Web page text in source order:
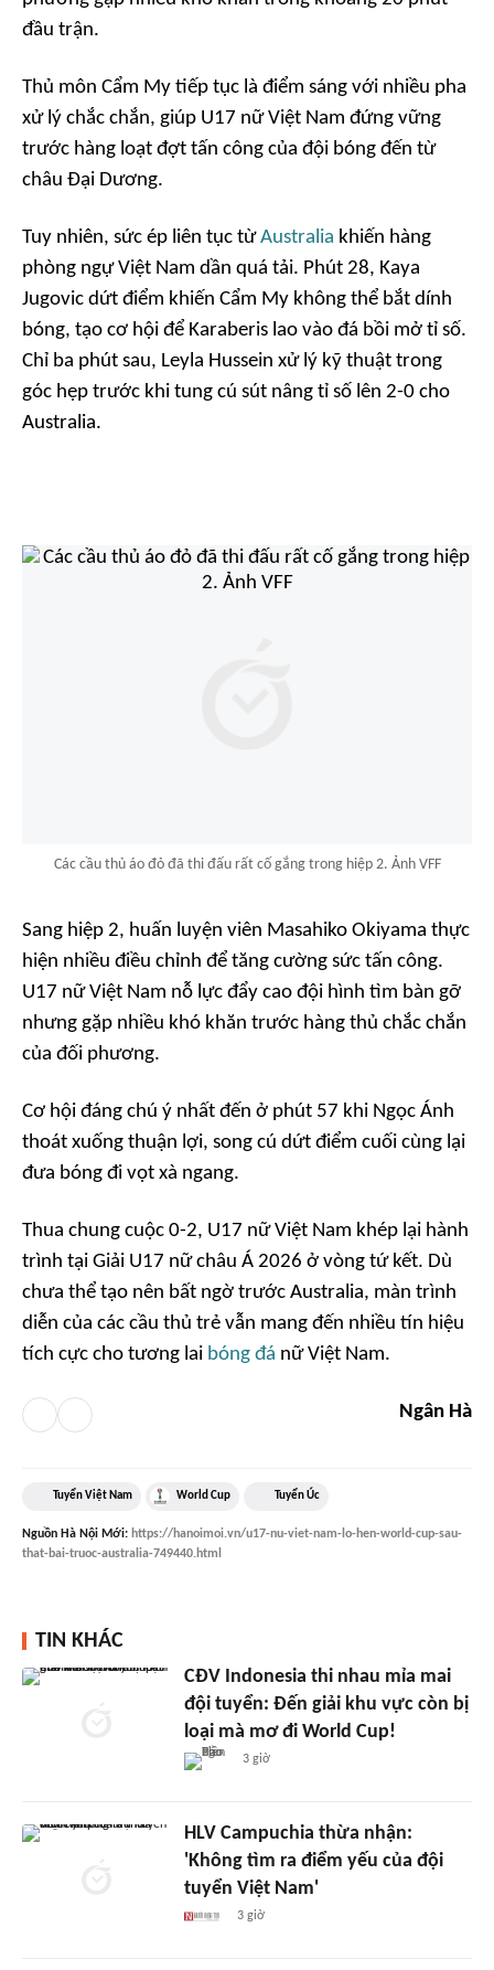
đầu trận.
Thủ môn Cẩm My tiếp tục là điểm sáng với nhiều pha
xử lý chắc chắn, giúp U17 nữ Việt Nam đứng vững
trước hàng loạt đợt tấn công của đội bóng đến từ
châu Đại Dương.
Tuy nhiên, sức ép liên tục từAustralia khiến hàng
phòng ngự Việt Nam dần quá tải. Phút 28, Kaya
Jugovic dứt điểm khiến Cẩm My không thể bắt dính
bóng, tạo cơ hội để Karaberis lao vào đá bồi mở tỉ số.
Chỉ ba phút sau, Leyla Hussein xử lý kỹ thuật trong
góc hẹp trước khi tung cú sút nâng tỉ số lên 2-0 cho
Australia.
Các cầu thủ áo đỏ đã thi đấu rất cố gắng trong hiệp 2. Ảnh VFF
Sang hiệp 2, huấn luyện viên Masahiko Okiyama thực
hiện nhiều điều chỉnh để tăng cường sức tấn công.
U17 nữ Việt Nam nỗ lực đẩy cao đội hình tìm bàn gỡ
nhưng gặp nhiều khó khăn trước hàng thủ chắc chắn
của đối phương.
Cơ hội đáng chú ý nhất đến ở phút 57 khi Ngọc Ánh
thoát xuống thuận lợi, song cú dứt điểm cuối cùng lại
đưa bóng đi vọt xà ngang.
Thua chung cuộc 0-2, U17 nữ Việt Nam khép lại hành
trình tại Giải U17 nữ châu Á 2026 ở vòng tứ kết. Dù
chưa thể tạo nên bất ngờ trước Australia, màn trình
diễn của các cầu thủ trẻ vẫn mang đến nhiều tín hiệu
tích cực cho tương lai bóng đá nữ Việt Nam.
Ngân Hà
Tuyển Việt Nam World Cup Tuyển Úc
Nguồn Hà Nội Mới: https://hanoimoi.vn/u17-nu-viet-nam-lo-hen-world-cup-sau-
that-bai-truoc-australia-749440.html
TIN KHÁC
CĐV Indonesia thi nhau mỉa mai
đội tuyển: Đến giải khu vực còn bị
loại mà mơ đi World Cup!
3 giờ
HLV Campuchia thừa nhận:
'Không tìm ra điểm yếu của đội
tuyển Việt Nam'
3 giờ